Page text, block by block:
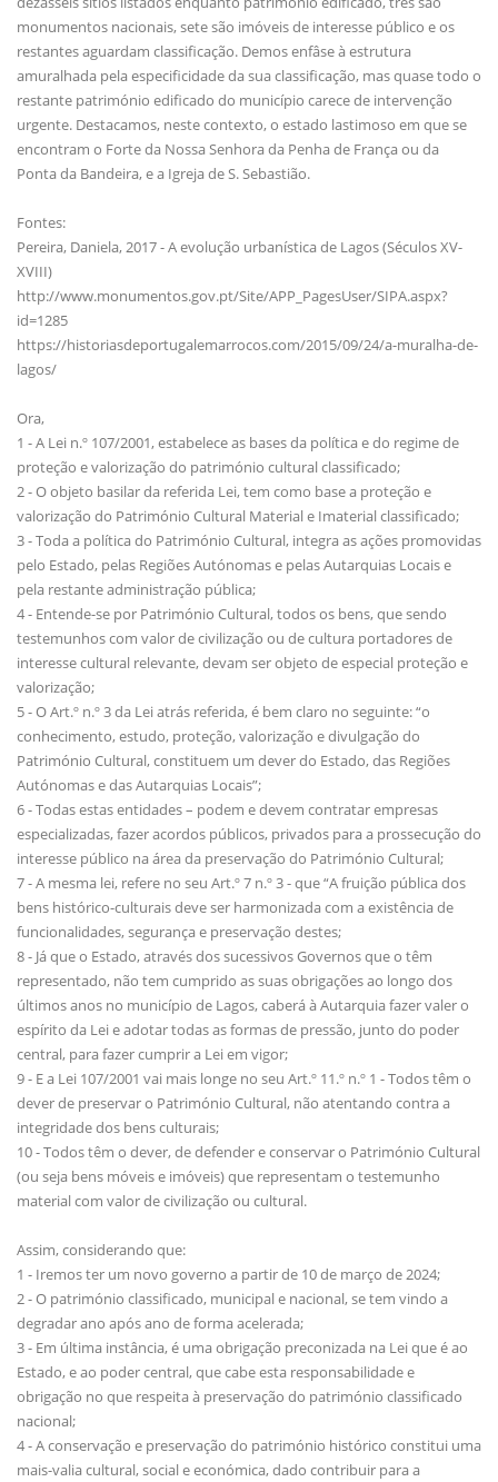
monumentos nacionais, sete são imóveis de interesse público e os
restantes aguardam classificação. Demos enfâse à estrutura
amuralhada pela especificidade da sua classificação, mas quase todo o
restante património edificado do município carece de intervenção
urgente. Destacamos, neste contexto, o estado lastimoso em que se
encontram o Forte da Nossa Senhora da Penha de França ou da
Ponta da Bandeira, e a Igreja de S. Sebastião.
Fontes:
Pereira, Daniela, 2017 - A evolução urbanística de Lagos (Séculos XV-
XVIII)
http://www.monumentos.gov.pt/Site/APP_PagesUser/SIPA.aspx?
id=1285
https://historiasdeportugalemarrocos.com/2015/09/24/a-muralha-de-
lagos/
Ora,
1 - A Lei n.º 107/2001, estabelece as bases da política e do regime de
proteção e valorização do património cultural classificado;
2 - O objeto basilar da referida Lei, tem como base a proteção e
valorização do Património Cultural Material e Imaterial classificado;
3 - Toda a política do Património Cultural, integra as ações promovidas
pelo Estado, pelas Regiões Autónomas e pelas Autarquias Locais e
pela restante administração pública;
4 - Entende-se por Património Cultural, todos os bens, que sendo
testemunhos com valor de civilização ou de cultura portadores de
interesse cultural relevante, devam ser objeto de especial proteção e
valorização;
5 - O Art.º n.º 3 da Lei atrás referida, é bem claro no seguinte: “o
conhecimento, estudo, proteção, valorização e divulgação do
Património Cultural, constituem um dever do Estado, das Regiões
Autónomas e das Autarquias Locais”;
6 - Todas estas entidades – podem e devem contratar empresas
especializadas, fazer acordos públicos, privados para a prossecução do
interesse público na área da preservação do Património Cultural;
7 - A mesma lei, refere no seu Art.º 7 n.º 3 - que “A fruição pública dos
bens histórico-culturais deve ser harmonizada com a existência de
funcionalidades, segurança e preservação destes;
8 - Já que o Estado, através dos sucessivos Governos que o têm
representado, não tem cumprido as suas obrigações ao longo dos
últimos anos no município de Lagos, caberá à Autarquia fazer valer o
espírito da Lei e adotar todas as formas de pressão, junto do poder
central, para fazer cumprir a Lei em vigor;
9 - E a Lei 107/2001 vai mais longe no seu Art.º 11.º n.º 1 - Todos têm o
dever de preservar o Património Cultural, não atentando contra a
integridade dos bens culturais;
10 - Todos têm o dever, de defender e conservar o Património Cultural
(ou seja bens móveis e imóveis) que representam o testemunho
material com valor de civilização ou cultural.
Assim, considerando que:
1 - Iremos ter um novo governo a partir de 10 de março de 2024;
2 - O património classificado, municipal e nacional, se tem vindo a
degradar ano após ano de forma acelerada;
3 - Em última instância, é uma obrigação preconizada na Lei que é ao
Estado, e ao poder central, que cabe esta responsabilidade e
obrigação no que respeita à preservação do património classificado
nacional;
4 - A conservação e preservação do património histórico constitui uma
mais-valia cultural, social e económica, dado contribuir para a